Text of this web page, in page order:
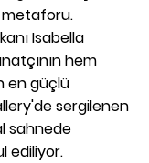
metaforu.
Isabella
hem
en güçlü
sergilenen
sahnede
ediliyor.